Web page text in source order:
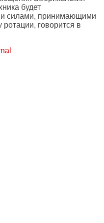
будет
силами, принимающими
ротации, говорится в